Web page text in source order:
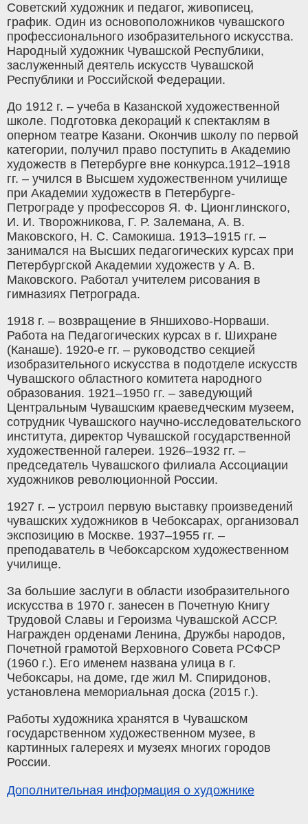
Советский художник и педагог, живописец,
график. Один из основоположников чувашского
профессионального изобразительного искусства.
Народный художник Чувашской Республики,
заслуженный деятель искусств Чувашской
Республики и Российской Федерации.
До 1912 г. – учеба в Казанской художественной
школе. Подготовка декораций к спектаклям в
оперном театре Казани. Окончив школу по первой
категории, получил право поступить в Академию
художеств в Петербурге вне конкурса.1912–1918
гг. – учился в Высшем художественном училище
при Академии художеств в Петербурге-
Петрограде у профессоров Я. Ф. Ционглинского,
И. И. Творожникова, Г. Р. Залемана, А. В.
Маковского, Н. С. Самокиша. 1913–1915 гг. –
занимался на Высших педагогических курсах при
Петербургской Академии художеств у А. В.
Маковского. Работал учителем рисования в
гимназиях Петрограда.
1918 г. – возвращение в Яншихово-Норваши.
Работа на Педагогических курсах в г. Шихране
(Канаше). 1920-е гг. – руководство секцией
изобразительного искусства в подотделе искусств
Чувашского областного комитета народного
образования. 1921–1950 гг. – заведующий
Центральным Чувашским краеведческим музеем,
сотрудник Чувашского научно-исследовательского
института, директор Чувашской государственной
художественной галереи. 1926–1932 гг. –
председатель Чувашского филиала Ассоциации
художников революционной России.
1927 г. – устроил первую выставку произведений
чувашских художников в Чебоксарах, организовал
экспозицию в Москве. 1937–1955 гг. –
преподаватель в Чебоксарском художественном
училище.
За большие заслуги в области изобразительного
искусства в 1970 г. занесен в Почетную Книгу
Трудовой Славы и Героизма Чувашской АССР.
Награжден орденами Ленина, Дружбы народов,
Почетной грамотой Верховного Совета РСФСР
(1960 г.). Его именем названа улица в г.
Чебоксары, на доме, где жил М. Спиридонов,
установлена мемориальная доска (2015 г.).
Работы художника хранятся в Чувашском
государственном художественном музее, в
картинных галереях и музеях многих городов
России.
Дополнительная информация о художнике